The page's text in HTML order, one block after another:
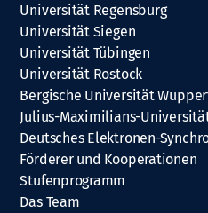
Universität Regensburg
Universität Siegen
Universität Tübingen
Universität Rostock
Bergische Universität
Julius-Maximilians-
Deutsches Elektronen-
Förderer und Kooperationen
Stufenprogramm
Das Team